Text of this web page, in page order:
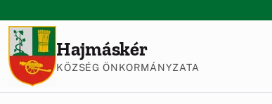
Hajmáskér
KÖZSÉG ÖNKORMÁNYZATA